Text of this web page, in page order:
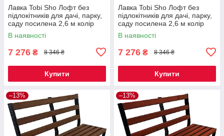
Лавка Tobi Sho Лофт без
підлокітників для дачі, парку,
саду посилена 2,6 м колір
макасар
В наявності
7 276 ₴ 8 346 ₴
Купити
Лавка Tobi Sho Лофт без
підлокітників для дачі, парку,
саду посилена 2,6 м колір
дуб
В наявності
7 276 ₴ 8 346 ₴
Купити
–13% –13%